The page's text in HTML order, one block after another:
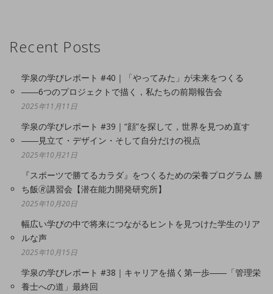
Recent Posts
学泉の学びレポート #40｜「やってみた」が未来をつくる
――6つのプロジェクトで描く，私たちの前期報告会
2025年11月11日
学泉の学びレポート #39｜“顔”を探して，世界を見つめ直す
――見立て・デザイン・そして自分だけの視点
2025年10月21日
『スポーツで勝てるカラダ』をつくるための栄養プログラム 勝
ち飯🄬講習会【潜在能力開発研究所】
2025年10月20日
幅広い学びの中で将来につながるヒントを見つけた学生のリア
ルな声
2025年10月15日
学泉の学びレポート #38｜キャリアを描く第一歩――「管理栄
養士への道」最終回